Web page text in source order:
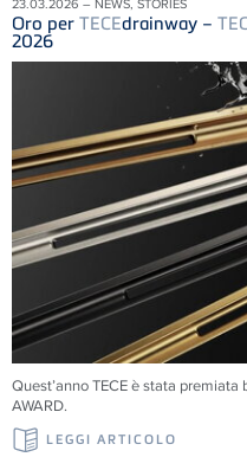
23.03.2026 – NEWS, STORIES
Oro per TECEdrainway –
2026
Quest’anno TECE è stata
AWARD.
LEGGI ARTICOLO